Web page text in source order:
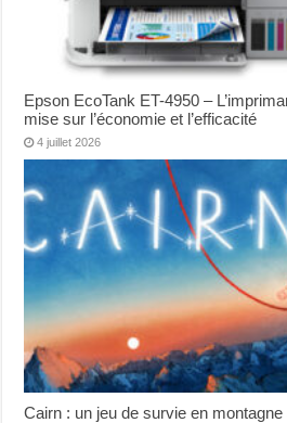
Epson EcoTank ET-4950 –
mise sur l’économie et l’efficacité
4 juillet 2026
Cairn : un jeu de survie en